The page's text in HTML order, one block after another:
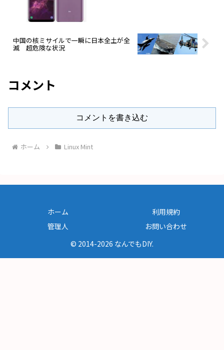
中国の核ミサイルで一瞬に日本全土が全
滅 超危険な状況
コメント
コメントを書き込む
ホーム Linux Mint
ホーム
利用規約
管理人
お問い合わせ
© 2014-2026 なんでもDIY.